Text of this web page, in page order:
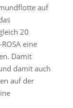
auf
20
eine
Damit
damit auch
auf der